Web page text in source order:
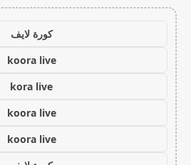
كورة لايف
koora live
kora live
koora live
koora live